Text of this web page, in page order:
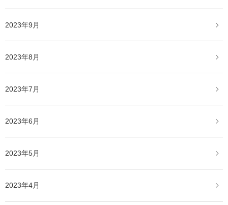
2023年9月
2023年8月
2023年7月
2023年6月
2023年5月
2023年4月